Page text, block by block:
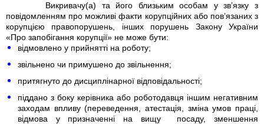
Викривачу(а) та його близьким особам у зв’язку з
повідомленням про можливі факти корупційних або пов’язаних з
корупцією правопорушень, інших порушень Закону України
«Про запобігання корупції» не може бути:
відмовлено у прийнятті на роботу;
звільнено чи примушено до звільнення;
притягнуто до дисциплінарної відповідальності;
піддано з боку керівника або роботодавця іншим негативним
заходам впливу (переведення, атестація, зміна умов праці,
відмова у призначенні на вищу посаду, зменшення